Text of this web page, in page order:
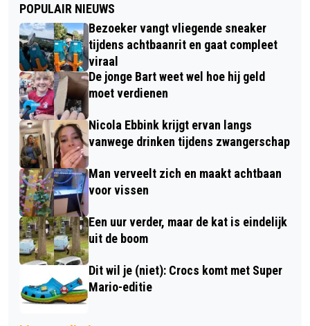
POPULAIR NIEUWS
Bezoeker vangt vliegende sneaker
tijdens achtbaanrit en gaat compleet
viraal
De jonge Bart weet wel hoe hij geld
moet verdienen
Nicola Ebbink krijgt ervan langs
vanwege drinken tijdens zwangerschap
Man verveelt zich en maakt achtbaan
voor vissen
Een uur verder, maar de kat is eindelijk
uit de boom
Dit wil je (niet): Crocs komt met Super
Mario-editie